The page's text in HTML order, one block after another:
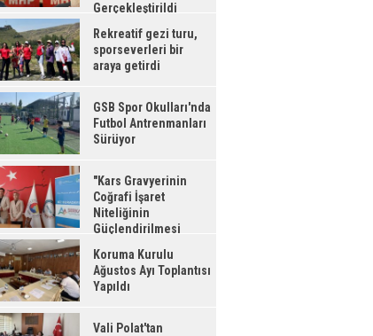
Gerçekleştirildi
Rekreatif gezi turu,
sporseverleri bir
araya getirdi
GSB Spor Okulları'nda
Futbol Antrenmanları
Sürüyor
"Kars Gravyerinin
Coğrafi İşaret
Niteliğinin
Güçlendirilmesi
Koruma Kurulu
Ağustos Ayı Toplantısı
Yapıldı
Vali Polat'tan